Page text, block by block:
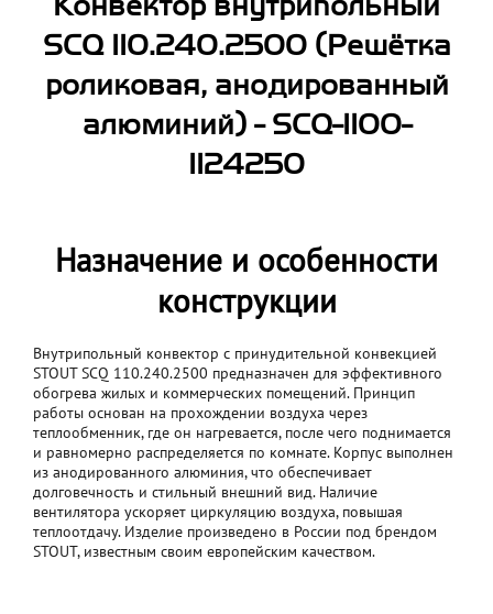
Конвектор внутрипольный
SCQ 110.240.2500 (Решётка
роликовая, анодированный
алюминий) - SCQ-1100-
1124250
Назначение и особенности
конструкции
Внутрипольный конвектор с принудительной конвекцией
STOUT SCQ 110.240.2500 предназначен для эффективного
обогрева жилых и коммерческих помещений. Принцип
работы основан на прохождении воздуха через
теплообменник, где он нагревается, после чего поднимается
и равномерно распределяется по комнате. Корпус выполнен
из анодированного алюминия, что обеспечивает
долговечность и стильный внешний вид. Наличие
вентилятора ускоряет циркуляцию воздуха, повышая
теплоотдачу. Изделие произведено в России под брендом
STOUT, известным своим европейским качеством.